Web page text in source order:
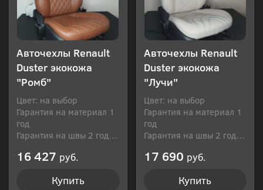
Авточехлы Renault
Duster экокожа
"Ромб"
Цвет: на выбор
Гарантия на материал 1
год
Гарантия на швы 2 года
16 427 руб.
Купить
Авточехлы Renault
Duster экокожа
"Лучи"
Цвет: на выбор
Гарантия на материал 1
год
Гарантия на швы 2 года
17 690 руб.
Купить